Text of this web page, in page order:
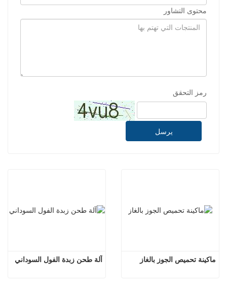
محتوى التشاور
رمز التحقق
يرسل
آلة طحن زبدة الفول السوداني ماكينة تحميص الجوز بالغاز